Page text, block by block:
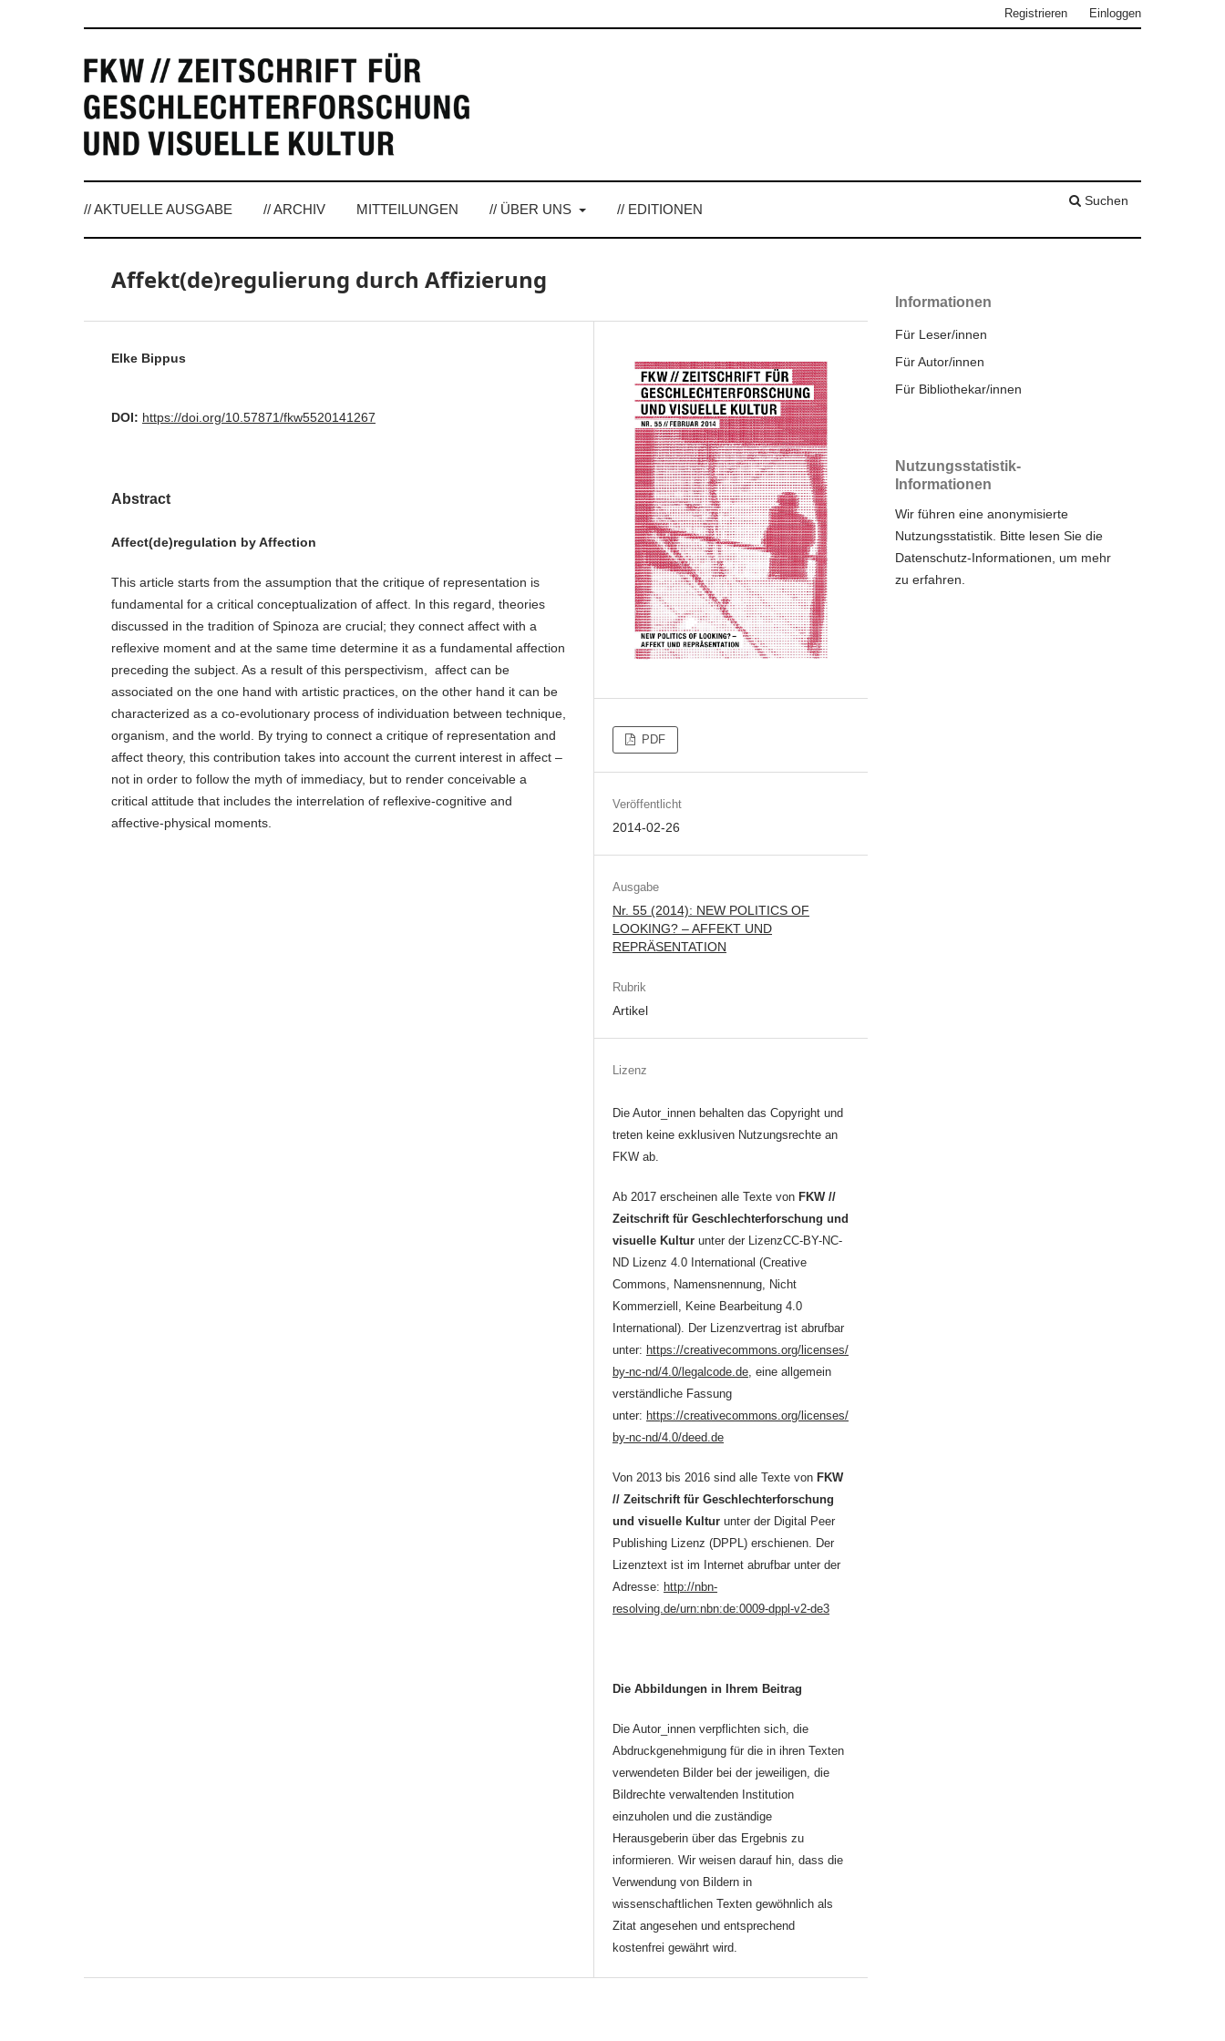
// AKTUELLE AUSGABE // ARCHIV MITTEILUNGEN // ÜBER UNS // EDITIONEN
Suchen
Registrieren Einloggen
Affekt(de)regulierung durch Affizierung
Elke Bippus
DOI: https://doi.org/10.57871/fkw5520141267
Abstract
Affect(de)regulation by Affection
This article starts from the assumption that the critique of representation is
fundamental for a critical conceptualization of affect. In this regard, theories
discussed in the tradition of Spinoza are crucial; they connect affect with a
reflexive moment and at the same time determine it as a fundamental affection
preceding the subject. As a result of this perspectivism, affect can be
associated on the one hand with artistic practices, on the other hand it can be
characterized as a co-evolutionary process of individuation between technique,
organism, and the world. By trying to connect a critique of representation and
affect theory, this contribution takes into account the current interest in affect –
not in order to follow the myth of immediacy, but to render conceivable a
critical attitude that includes the interrelation of reflexive-cognitive and
affective-physical moments.
PDF
Veröffentlicht
2014-02-26
Ausgabe
Nr. 55 (2014): NEW POLITICS OF
LOOKING? – AFFEKT UND
REPRÄSENTATION
Rubrik
Artikel
Lizenz
Die Autor_innen behalten das Copyright und
treten keine exklusiven Nutzungsrechte an
FKW ab.
Ab 2017 erscheinen alle Texte vonFKW //
Zeitschrift für Geschlechterforschung und
visuelle Kultur unter der LizenzCC-BY-NC-
ND Lizenz 4.0 International (Creative
Commons, Namensnennung, Nicht
Kommerziell, Keine Bearbeitung 4.0
International). Der Lizenzvertrag ist abrufbar
unter: https://creativecommons.org/licenses/
by-nc-nd/4.0/legalcode.de , eine allgemein
verständliche Fassung
unter: https://creativecommons.org/licenses/
by-nc-nd/4.0/deed.de
Von 2013 bis 2016 sind alle Texte von FKW
// Zeitschrift für Geschlechterforschung
und visuelle Kultur unter der Digital Peer
Publishing Lizenz (DPPL) erschienen. Der
Lizenztext ist im Internet abrufbar unter der
Adresse: http://nbn-
resolving.de/urn:nbn:de:0009-dppl-v2-de3
Die Abbildungen in Ihrem Beitrag
Die Autor_innen verpflichten sich, die
Abdruckgenehmigung für die in ihren Texten
verwendeten Bilder bei der jeweiligen, die
Bildrechte verwaltenden Institution
einzuholen und die zuständige
Herausgeberin über das Ergebnis zu
informieren. Wir weisen darauf hin, dass die
Verwendung von Bildern in
wissenschaftlichen Texten gewöhnlich als
Zitat angesehen und entsprechend
kostenfrei gewährt wird.
Informationen
Für Leser/innen
Für Autor/innen
Für Bibliothekar/innen
Nutzungsstatistik-
Informationen
Wir führen eine anonymisierte
Nutzungsstatistik. Bitte lesen Sie die
Datenschutz-Informationen , um mehr
zu erfahren.